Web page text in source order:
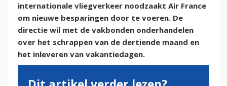
internationale vliegverkeer noodzaakt Air France
om nieuwe besparingen door te voeren. De
directie wil met de vakbonden onderhandelen
over het schrappen van de dertiende maand en
het inleveren van vakantiedagen.